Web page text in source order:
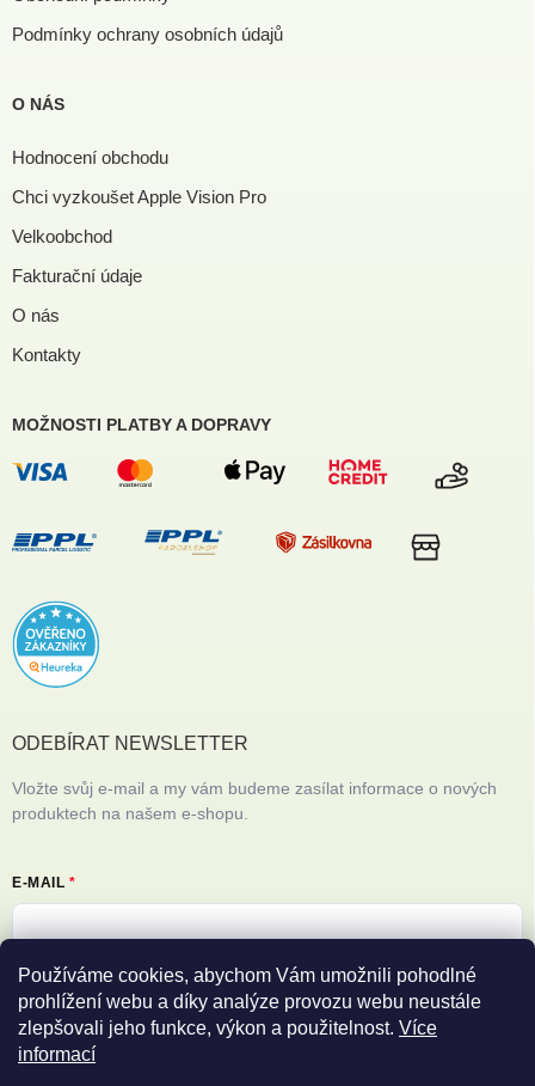
Používáme cookies, abychom Vám umožnili pohodlné
prohlížení webu a díky analýze provozu webu neustále
zlepšovali jeho funkce, výkon a použitelnost. Více
informací
Podmínky ochrany osobních údajů
O NÁS
Hodnocení obchodu
Chci vyzkoušet Apple Vision Pro
Velkoobchod
Fakturační údaje
O nás
Kontakty
MOŽNOSTI PLATBY A DOPRAVY
ODEBÍRAT NEWSLETTER
Vložte svůj e-mail a my vám budeme zasílat informace o nových
produktech na našem e-shopu.
E-MAIL
Vložením e-mailu souhlasíte spodmínkami ochrany osobních údajů
Přihlásit se